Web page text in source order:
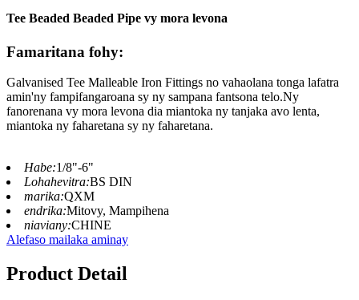
Tee Beaded Beaded Pipe vy mora levona
Famaritana fohy:
Galvanised Tee Malleable Iron Fittings no vahaolana tonga lafatra
amin'ny fampifangaroana sy ny sampana fantsona telo.Ny
fanorenana vy mora levona dia miantoka ny tanjaka avo lenta,
miantoka ny faharetana sy ny faharetana.
Habe:1/8"-6"
Lohahevitra:BS DIN
marika:QXM
endrika:Mitovy, Mampihena
niaviany:CHINE
Alefaso mailaka aminay
Product Detail